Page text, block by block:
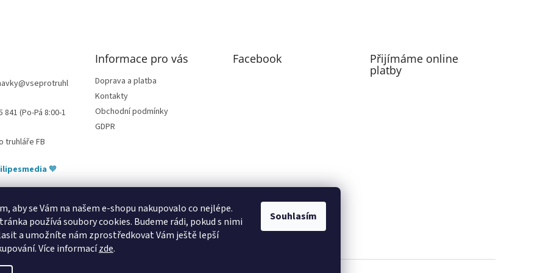
aby se Vám na našem e-shopu nakupovalo co nejlépe.
používá soubory cookies. Budeme rádi, pokud s nimi
a umožníte nám zprostředkovat Vám ještě lepší
Více informacízde.
Souhlasím
@vseprotruhl
841 (Po-Pá 8:00-1
truhláře FB
Informace pro vás
Doprava a platba
Kontakty
Obchodní podmínky
GDPR
Facebook Přijímáme online
platby
🧡
pod Pálavou kování Tulip úchytky Gamet úchytky Siro Blum - perfecting motion